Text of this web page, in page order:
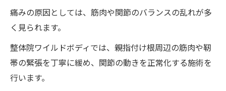
ばれる納得の根拠
整体院ワイルドボディで腱鞘炎の早期改善
腱鞘炎の痛みを軽減する整体院ワイルドボ
痛みの原因としては、筋肉や関節のバランスの乱れが多
く見られます。
整体院ワイルドボディでは、親指付け根周辺の筋肉や靭
帯の緊張を丁寧に緩め、関節の動きを正常化する施術を
行います。